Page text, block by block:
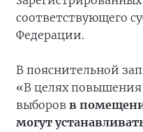
соответствующего
Федерации.
В пояснительной
«В целях повышения
выборов в
могут